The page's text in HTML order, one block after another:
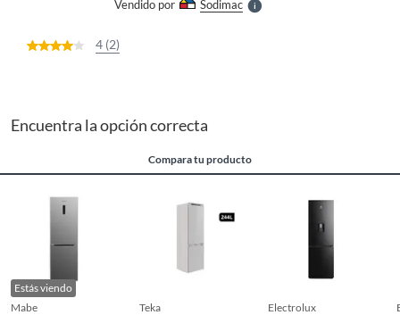
Vendido por SodimacS
4 (2)
Encuentra la opción correcta
Compara tu producto
Estás viendo
mabe
teka electrolux